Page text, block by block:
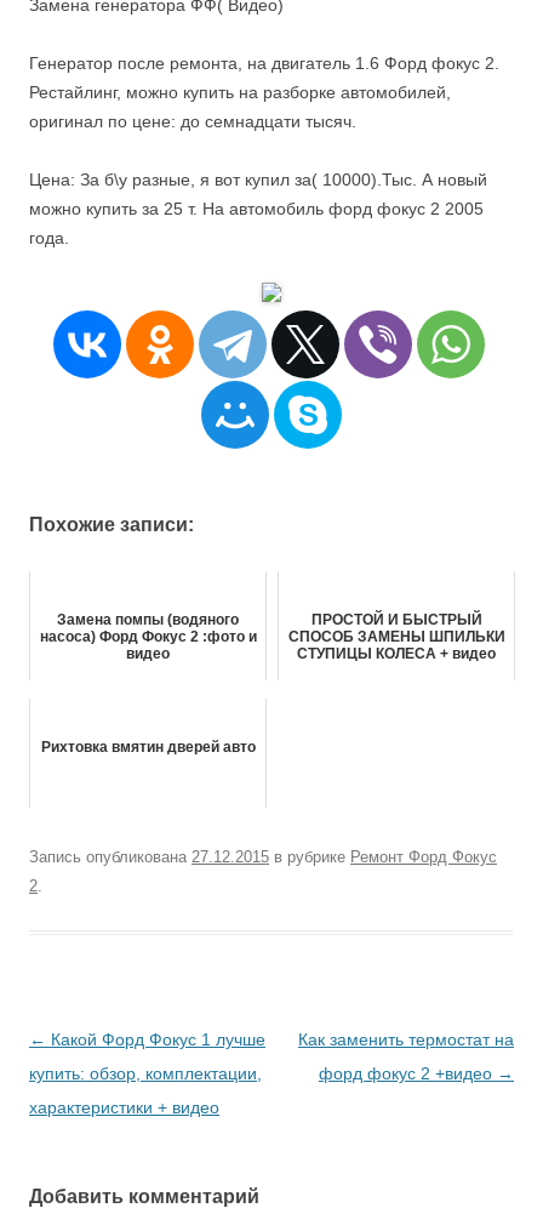
Замена генератора ФФ( Видео)
Генератор после ремонта, на двигатель 1.6 Форд фокус 2.
Рестайлинг, можно купить на разборке автомобилей,
оригинал по цене: до семнадцати тысяч.
Цена: За б\у разные, я вот купил за( 10000).Тыс. А новый
можно купить за 25 т. На автомобиль форд фокус 2 2005
года.
Похожие записи:
Замена помпы (водяного
насоса) Форд Фокус 2 :фото и
видео
ПРОСТОЙ И БЫСТРЫЙ
СПОСОБ ЗАМЕНЫ ШПИЛЬКИ
СТУПИЦЫ КОЛЕСА + видео
Рихтовка вмятин дверей авто
Запись опубликована 27.12.2015 в рубрике Ремонт Форд Фокус
2.
Навигация
по
записям
← Какой Форд Фокус 1 лучше
купить: обзор, комплектации,
характеристики + видео
Как заменить термостат на
форд фокус 2 +видео →
Добавить комментарий